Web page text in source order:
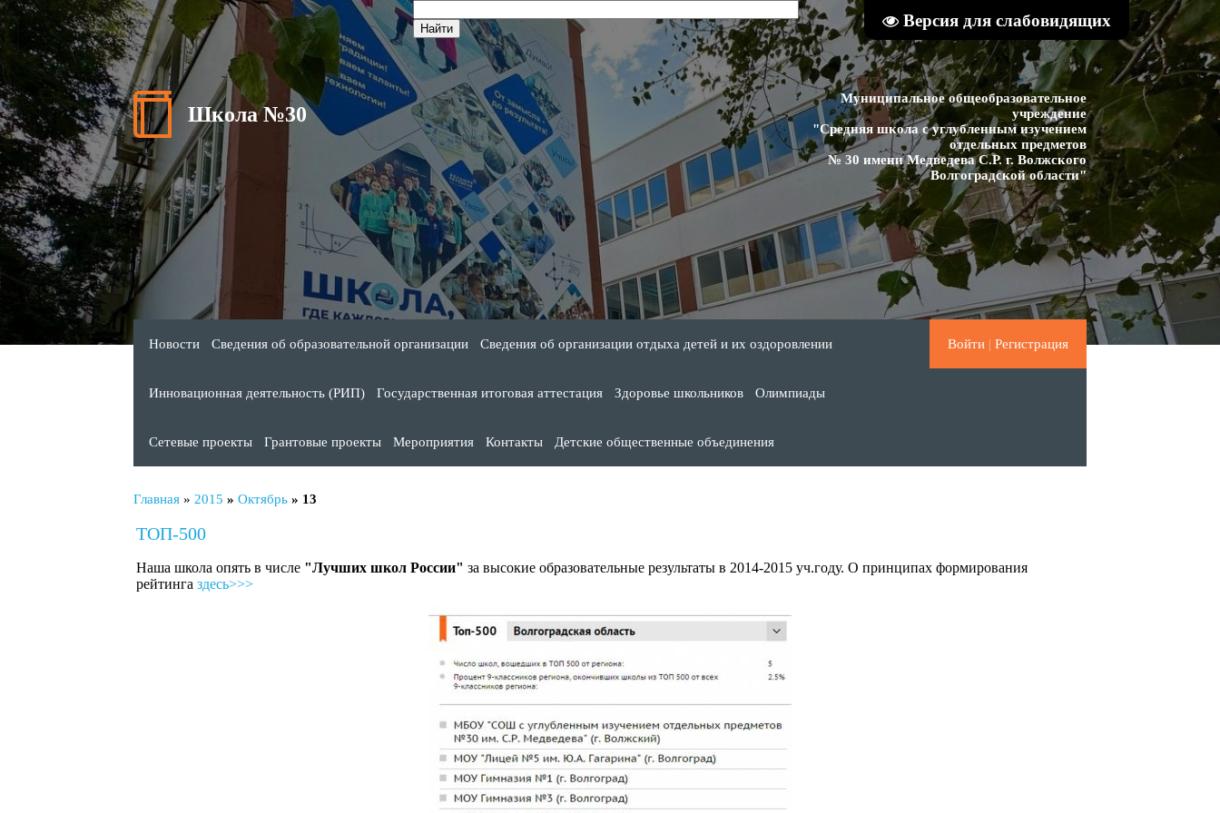
Версия для слабовидящих
Школа №30
Муниципальное общеобразовательное
учреждение
"Средняя школа с углубленным изучением
отдельных предметов
№ 30 имени Медведева С.Р. г. Волжского
Волгоградской области"
Войти | Регистрация
Новости Сведения об образовательной организации Сведения об организации отдыха детей и их оздоровлении
Инновационная деятельность (РИП) Государственная итоговая аттестация Здоровье школьников Олимпиады
Сетевые проекты Грантовые проекты Мероприятия Контакты Детские общественные объединения
Главная » 2015 » Октябрь » 13
ТОП-500
Наша школа опять в числе "Лучших школ России" за высокие образовательные результаты в 2014-2015 уч.году. О принципах формирования
рейтинга здесь>>>